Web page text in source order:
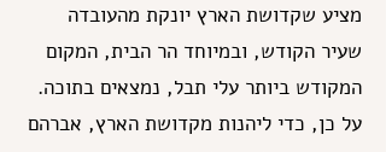
מציע שקדושת הארץ יונקת מהעובדה
שעיר הקודש, ובמיוחד הר הבית, המקום
המקודש ביותר עלי תבל, נמצאים בתוכה.
על כן, כדי ליהנות מקדושת הארץ, אברהם